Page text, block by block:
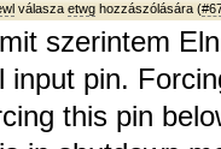
válasza etwg hozzászólására (
szerintem
input pin.
this pin